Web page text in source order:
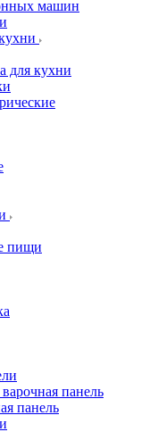
машин
для кухни
пищи
панель
панель